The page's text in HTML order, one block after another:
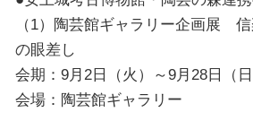
（1）陶芸館ギャラリー企画展
の眼差し
会期：9月2日（火）～9月28日（日
会場：陶芸館ギャラリー